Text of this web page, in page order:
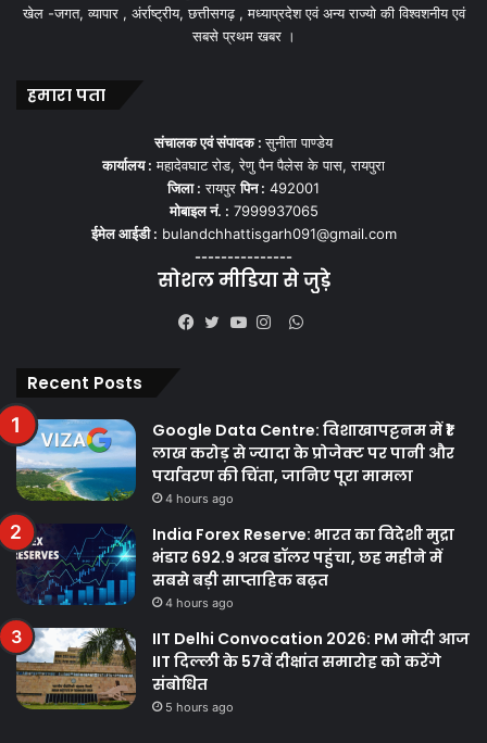
खेल -जगत, व्यापार , अंर्राष्ट्रीय, छत्तीसगढ़ , मध्याप्रदेश एवं अन्य राज्यो की विश्वशनीय एवं
सबसे प्रथम खबर ।
हमारा पता
संचालक एवं संपादक :सुनीता पाण्डेय
कार्यालय : महादेवघाट रोड, रेणु पैन पैलेस के पास, रायपुरा
जिला : रायपुरपिन : 492001
मोबाइल नं. : 7999937065
ईमेल आईडी : bulandchhattisgarh091@gmail.com
---------------
सोशल मीडिया से जुड़े
WhatsApp
Recent Posts
Google Data Centre: विशाखापट्टनम में ₹1
लाख करोड़ से ज्यादा के प्रोजेक्ट पर पानी और
पर्यावरण की चिंता, जानिए पूरा मामला
4 hours ago
India Forex Reserve: भारत का विदेशी मुद्रा
भंडार 692.9 अरब डॉलर पहुंचा, छह महीने में
सबसे बड़ी साप्ताहिक बढ़त
4 hours ago
IIT Delhi Convocation 2026: PM मोदी आज
IIT दिल्ली के 57वें दीक्षांत समारोह को करेंगे
संबोधित
5 hours ago